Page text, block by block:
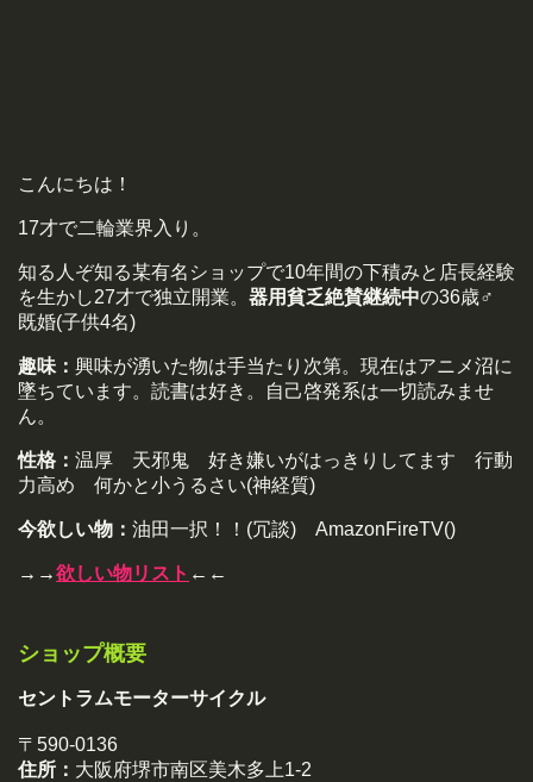
こんにちは！
17才で二輪業界入り。
知る人ぞ知る某有名ショップで10年間の下積みと店長経験
を生かし27才で独立開業。 器用貧乏絶賛継続中の36歳♂
既婚(子供4名)
趣味： 興味が湧いた物は手当たり次第。現在はアニメ沼に
墜ちています。読書は好き。自己啓発系は一切読みませ
ん。
性格： 温厚 天邪鬼 好き嫌いがはっきりしてます 行動
力高め 何かと小うるさい(神経質)
今欲しい物： 油田一択！！(冗談) AmazonFireTV()
→→欲しい物リスト ←←
ショップ概要
セントラムモーターサイクル
〒590-0136
住所： 大阪府堺市南区美木多上1-2